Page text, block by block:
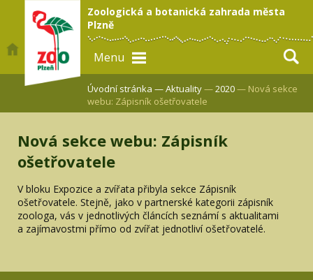
Zoologická a botanická zahrada města
Plzně
Menu
Úvodní stránka —Aktuality—2020— Nová sekce
webu: Zápisník ošetřovatele
Nová sekce webu: Zápisník
ošetřovatele
V bloku Expozice a zvířata přibyla sekce Zápisník
ošetřovatele. Stejně, jako v partnerské kategorii zápisník
zoologa, vás v jednotlivých článcích seznámí s aktualitami
a zajímavostmi přímo od zvířat jednotliví ošetřovatelé.